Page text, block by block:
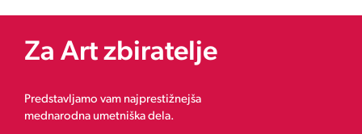
Za Art zbiratelje
Predstavljamo vam najprestižnejša
mednarodna umetniška dela.